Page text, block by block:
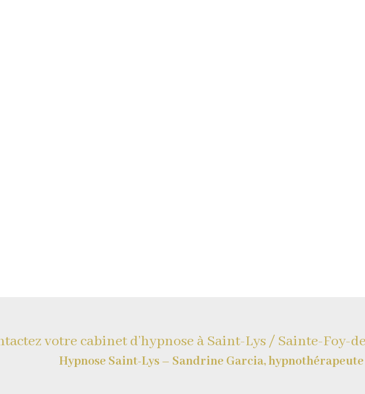
votre cabinet d’hypnose à Saint-Lys / Sainte-Foy-
Hypnose Saint-Lys – Sandrine Garcia, hypnothérapeute